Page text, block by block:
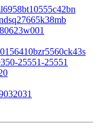
25551-25551